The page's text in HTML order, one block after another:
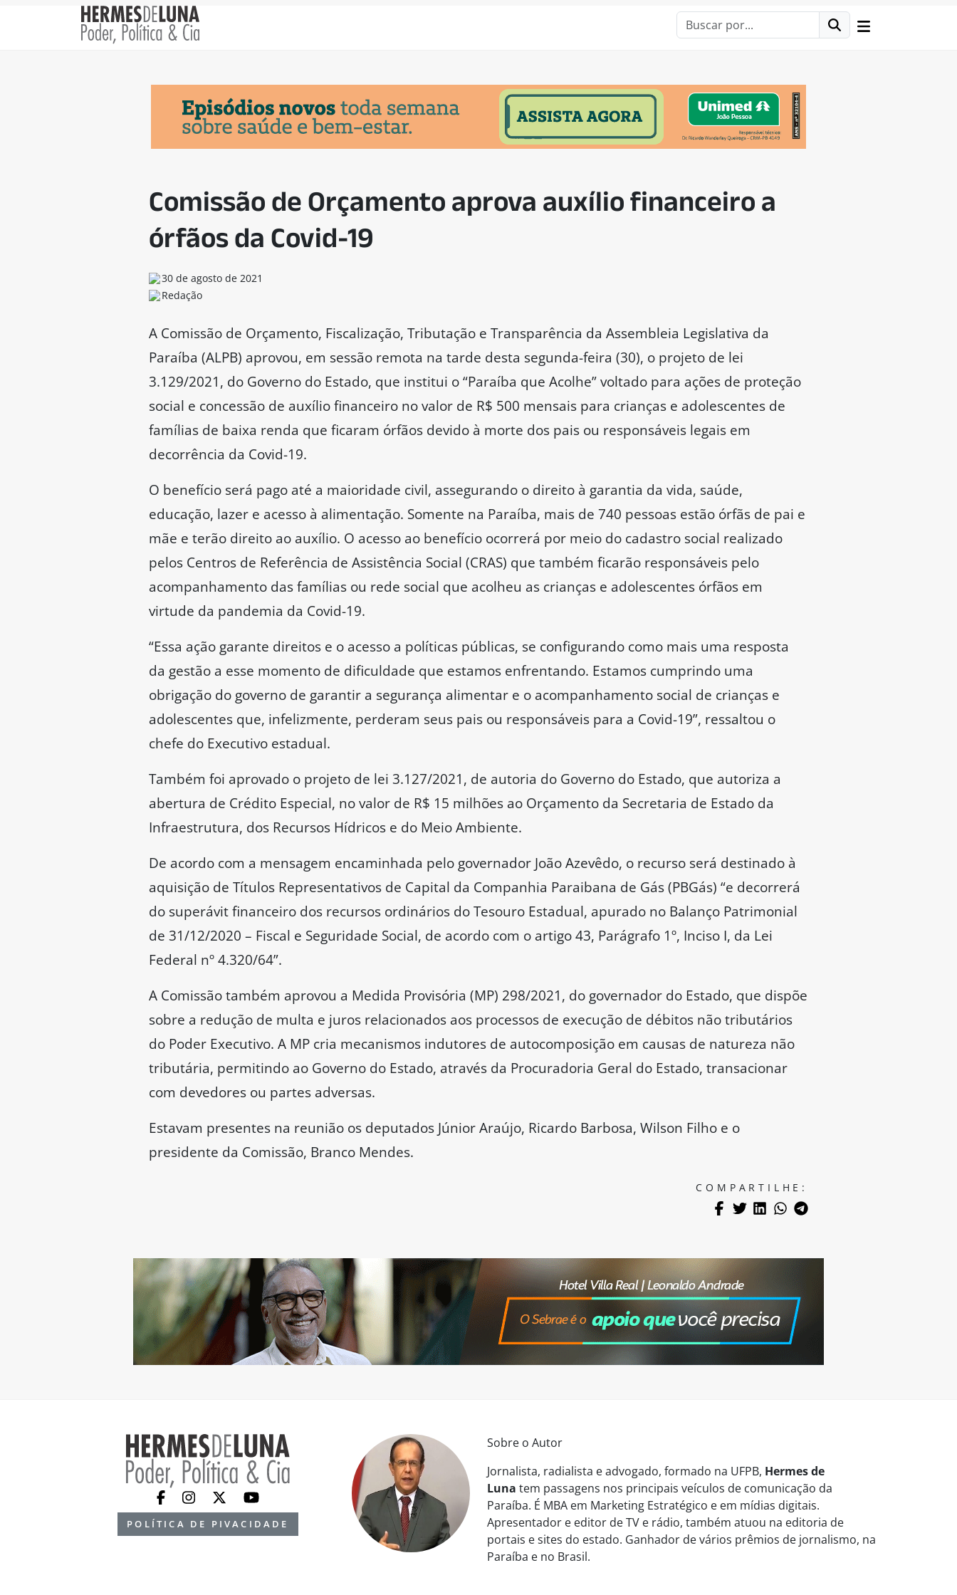
Comissão de Orçamento aprova auxílio financeiro a
órfãos da Covid-19
30 de agosto de 2021
Redação
A Comissão de Orçamento, Fiscalização, Tributação e Transparência da Assembleia Legislativa da
Paraíba (ALPB) aprovou, em sessão remota na tarde desta segunda-feira (30), o projeto de lei
3.129/2021, do Governo do Estado, que institui o “Paraíba que Acolhe” voltado para ações de proteção
social e concessão de auxílio financeiro no valor de R$ 500 mensais para crianças e adolescentes de
famílias de baixa renda que ficaram órfãos devido à morte dos pais ou responsáveis legais em
decorrência da Covid-19.
O benefício será pago até a maioridade civil, assegurando o direito à garantia da vida, saúde,
educação, lazer e acesso à alimentação. Somente na Paraíba, mais de 740 pessoas estão órfãs de pai e
mãe e terão direito ao auxílio. O acesso ao benefício ocorrerá por meio do cadastro social realizado
pelos Centros de Referência de Assistência Social (CRAS) que também ficarão responsáveis pelo
acompanhamento das famílias ou rede social que acolheu as crianças e adolescentes órfãos em
virtude da pandemia da Covid-19.
“Essa ação garante direitos e o acesso a políticas públicas, se configurando como mais uma resposta
da gestão a esse momento de dificuldade que estamos enfrentando. Estamos cumprindo uma
obrigação do governo de garantir a segurança alimentar e o acompanhamento social de crianças e
adolescentes que, infelizmente, perderam seus pais ou responsáveis para a Covid-19”, ressaltou o
chefe do Executivo estadual.
Também foi aprovado o projeto de lei 3.127/2021, de autoria do Governo do Estado, que autoriza a
abertura de Crédito Especial, no valor de R$ 15 milhões ao Orçamento da Secretaria de Estado da
Infraestrutura, dos Recursos Hídricos e do Meio Ambiente.
De acordo com a mensagem encaminhada pelo governador João Azevêdo, o recurso será destinado à
aquisição de Títulos Representativos de Capital da Companhia Paraibana de Gás (PBGás) “e decorrerá
do superávit financeiro dos recursos ordinários do Tesouro Estadual, apurado no Balanço Patrimonial
de 31/12/2020 – Fiscal e Seguridade Social, de acordo com o artigo 43, Parágrafo 1º, Inciso I, da Lei
Federal nº 4.320/64”.
A Comissão também aprovou a Medida Provisória (MP) 298/2021, do governador do Estado, que dispõe
sobre a redução de multa e juros relacionados aos processos de execução de débitos não tributários
do Poder Executivo. A MP cria mecanismos indutores de autocomposição em causas de natureza não
tributária, permitindo ao Governo do Estado, através da Procuradoria Geral do Estado, transacionar
com devedores ou partes adversas.
Estavam presentes na reunião os deputados Júnior Araújo, Ricardo Barbosa, Wilson Filho e o
presidente da Comissão, Branco Mendes.
COMPARTILHE:
POLÍTICA DE PIVACIDADE
Sobre o Autor
Jornalista, radialista e advogado, formado na UFPB, Hermes de
Luna tem passagens nos principais veículos de comunicação da
Paraíba. É MBA em Marketing Estratégico e em mídias digitais.
Apresentador e editor de TV e rádio, também atuou na editoria de
portais e sites do estado. Ganhador de vários prêmios de jornalismo, na
Paraíba e no Brasil.